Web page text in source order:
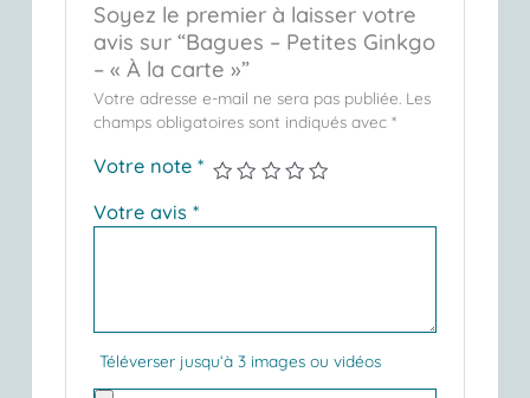
Soyez le premier à laisser votre
avis sur “Bagues – Petites Ginkgo
– « À la carte »”
Votre adresse e-mail ne sera pas publiée. Les
champs obligatoires sont indiqués avec *
Votre note *
Votre avis *
Téléverser jusqu‘à 3 images ou vidéos